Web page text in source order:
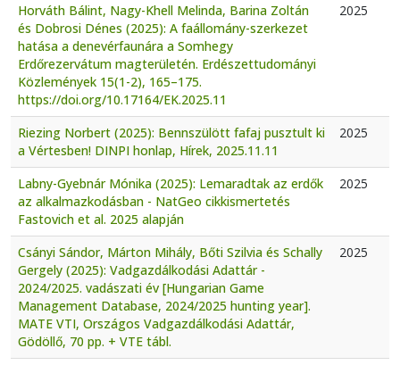
Horváth Bálint, Nagy-Khell Melinda, Barina Zoltán
és Dobrosi Dénes (2025): A faállomány-szerkezet
hatása a denevérfaunára a Somhegy
Erdőrezervátum magterületén. Erdészettudományi
Közlemények 15(1-2), 165–175.
https://doi.org/10.17164/EK.2025.11
2025
Riezing Norbert (2025): Bennszülött fafaj pusztult ki
a Vértesben! DINPI honlap, Hírek, 2025.11.11
2025
Labny-Gyebnár Mónika (2025): Lemaradtak az erdők
az alkalmazkodásban - NatGeo cikkismertetés
Fastovich et al. 2025 alapján
2025
Csányi Sándor, Márton Mihály, Bőti Szilvia és Schally
Gergely (2025): Vadgazdálkodási Adattár -
2024/2025. vadászati év [Hungarian Game
Management Database, 2024/2025 hunting year].
MATE VTI, Országos Vadgazdálkodási Adattár,
Gödöllő, 70 pp. + VTE tábl.
2025